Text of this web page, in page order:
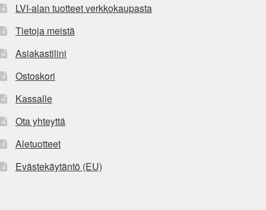
LVI-alan tuotteet verkkokaupasta
Tietoja meistä
Asiakastilini
Ostoskori
Kassalle
Ota yhteyttä
Aletuotteet
Evästekäytäntö (EU)